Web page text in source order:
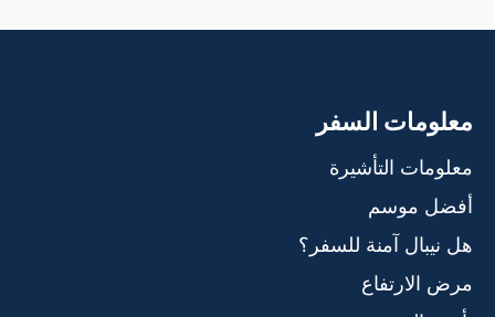
معلومات السفر
معلومات التأشيرة
أفضل موسم
هل نيبال آمنة للسفر؟
مرض الارتفاع